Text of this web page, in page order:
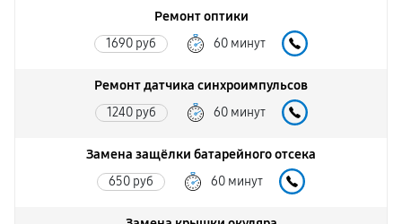
Ремонт оптики
1690 руб 60 минут
Ремонт датчика синхроимпульсов
1240 руб 60 минут
Замена защёлки батарейного отсека
650 руб 60 минут